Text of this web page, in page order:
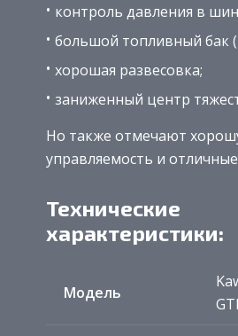
контроль давления в
большой топливный бак
хорошая развесовка;
заниженный центр
Но также отмечают
управляемость и
Технические
характеристики:
Модель